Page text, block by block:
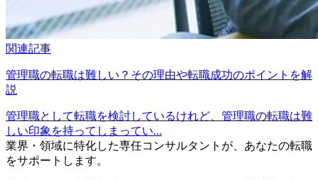
関連記事
管理職の転職は難しい？その理由や転職成功のポイントを解
説
管理職として転職を検討しているけれど、管理職の転職は難
しい印象を持ってしまってい...
業界・領域に特化した専任コンサルタントが、 あなたの転職
をサポートします。